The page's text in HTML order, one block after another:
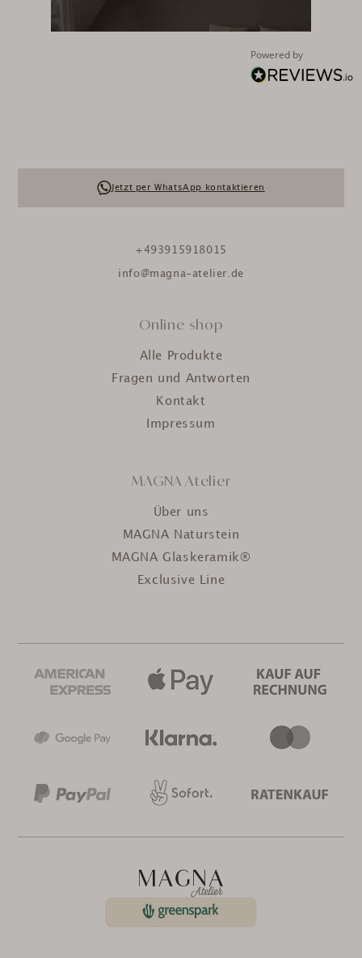
Powered by
Jetzt per WhatsApp kontaktieren
+493915918015
info@magna-atelier.de
Online shop
Alle Produkte
Fragen und Antworten
Kontakt
Impressum
MAGNA Atelier
Über uns
MAGNA Naturstein
MAGNA Glaskeramik®
Exclusive Line